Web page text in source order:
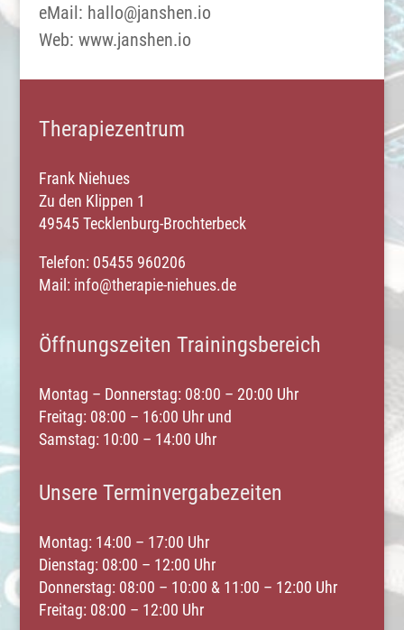
eMail: hallo@janshen.io
Web: www.janshen.io
Therapiezentrum
Frank Niehues
Zu den Klippen 1
49545 Tecklenburg-Brochterbeck
Telefon: 05455 960206
Mail: info@therapie-niehues.de
Öffnungszeiten Trainingsbereich
Montag – Donnerstag: 08:00 – 20:00 Uhr
Freitag: 08:00 – 16:00 Uhr und
Samstag: 10:00 – 14:00 Uhr
Unsere Terminvergabezeiten
Montag: 14:00 – 17:00 Uhr
Dienstag: 08:00 – 12:00 Uhr
Donnerstag: 08:00 – 10:00 & 11:00 – 12:00 Uhr
Freitag: 08:00 – 12:00 Uhr